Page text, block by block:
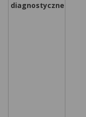
diagnostyczne